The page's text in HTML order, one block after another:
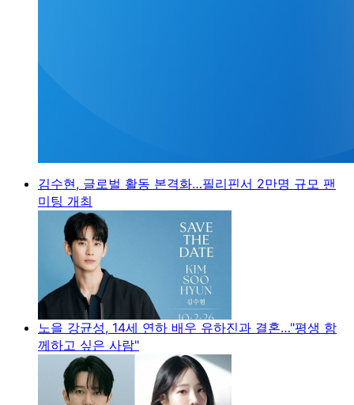
김수현, 글로벌 활동 본격화…필리핀서 2만명 규모 팬
미팅 개최
노을 강균성, 14세 연하 배우 유하진과 결혼…"평생 함
께하고 싶은 사람"